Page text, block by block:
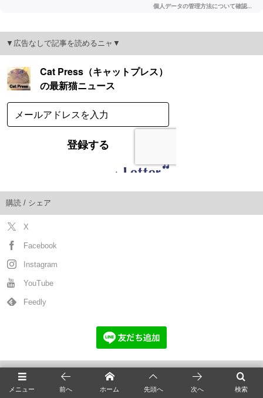
▼広告なしで記事を読めるニャ▼
購読 / シェア
X
Facebook
Instagram
YouTube
Feedly
猫の新着記事
メニュー 検索
前へ ホーム 先頭へ 次へ